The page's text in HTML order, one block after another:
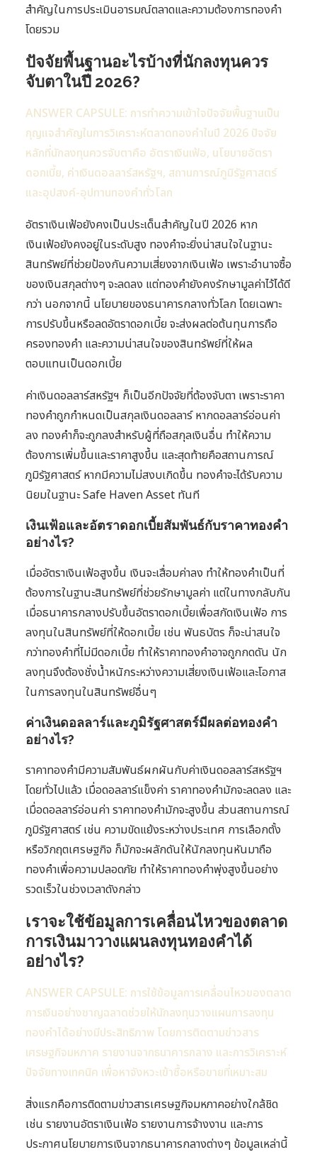
สำคัญในการประเมินอารมณ์ตลาดและความต้องการทองคำ
โดยรวม
ปัจจัยพื้นฐานอะไรบ้างที่นักลงทุนควร
จับตาในปี 2026?
ANSWER CAPSULE: การทำความเข้าใจปัจจัยพื้นฐานเป็น
กุญแจสำคัญในการวิเคราะห์ตลาดทองคำในปี 2026 ปัจจัย
หลักที่นักลงทุนควรจับตาคือ อัตราเงินเฟ้อ, นโยบายอัตรา
ดอกเบี้ย, ค่าเงินดอลลาร์สหรัฐฯ, สถานการณ์ภูมิรัฐศาสตร์
และอุปสงค์-อุปทานทองคำทั่วโลก
อัตราเงินเฟ้อยังคงเป็นประเด็นสำคัญในปี 2026 หาก
เงินเฟ้อยังคงอยู่ในระดับสูง ทองคำจะยิ่งน่าสนใจในฐานะ
สินทรัพย์ที่ช่วยป้องกันความเสี่ยงจากเงินเฟ้อ เพราะอำนาจซื้อ
ของเงินสกุลต่างๆ จะลดลง แต่ทองคำยังคงรักษามูลค่าไว้ได้ดี
กว่า นอกจากนี้ นโยบายของธนาคารกลางทั่วโลก โดยเฉพาะ
การปรับขึ้นหรือลดอัตราดอกเบี้ย จะส่งผลต่อต้นทุนการถือ
ครองทองคำ และความน่าสนใจของสินทรัพย์ที่ให้ผล
ตอบแทนเป็นดอกเบี้ย
ค่าเงินดอลลาร์สหรัฐฯ ก็เป็นอีกปัจจัยที่ต้องจับตา เพราะราคา
ทองคำถูกกำหนดเป็นสกุลเงินดอลลาร์ หากดอลลาร์อ่อนค่า
ลง ทองคำก็จะถูกลงสำหรับผู้ที่ถือสกุลเงินอื่น ทำให้ความ
ต้องการเพิ่มขึ้นและราคาสูงขึ้น และสุดท้ายคือสถานการณ์
ภูมิรัฐศาสตร์ หากมีความไม่สงบเกิดขึ้น ทองคำจะได้รับความ
นิยมในฐานะ Safe Haven Asset ทันที
เงินเฟ้อและอัตราดอกเบี้ยสัมพันธ์กับราคาทองคำ
อย่างไร?
เมื่ออัตราเงินเฟ้อสูงขึ้น เงินจะเสื่อมค่าลง ทำให้ทองคำเป็นที่
ต้องการในฐานะสินทรัพย์ที่ช่วยรักษามูลค่า แต่ในทางกลับกัน
เมื่อธนาคารกลางปรับขึ้นอัตราดอกเบี้ยเพื่อสกัดเงินเฟ้อ การ
ลงทุนในสินทรัพย์ที่ให้ดอกเบี้ย เช่น พันธบัตร ก็จะน่าสนใจ
กว่าทองคำที่ไม่มีดอกเบี้ย ทำให้ราคาทองคำอาจถูกกดดัน นัก
ลงทุนจึงต้องชั่งน้ำหนักระหว่างความเสี่ยงเงินเฟ้อและโอกาส
ในการลงทุนในสินทรัพย์อื่นๆ
ค่าเงินดอลลาร์และภูมิรัฐศาสตร์มีผลต่อทองคำ
อย่างไร?
ราคาทองคำมีความสัมพันธ์ผกผันกับค่าเงินดอลลาร์สหรัฐฯ
โดยทั่วไปแล้ว เมื่อดอลลาร์แข็งค่า ราคาทองคำมักจะลดลง และ
เมื่อดอลลาร์อ่อนค่า ราคาทองคำมักจะสูงขึ้น ส่วนสถานการณ์
ภูมิรัฐศาสตร์ เช่น ความขัดแย้งระหว่างประเทศ การเลือกตั้ง
หรือวิกฤตเศรษฐกิจ ก็มักจะผลักดันให้นักลงทุนหันมาถือ
ทองคำเพื่อความปลอดภัย ทำให้ราคาทองคำพุ่งสูงขึ้นอย่าง
รวดเร็วในช่วงเวลาดังกล่าว
เราจะใช้ข้อมูลการเคลื่อนไหวของตลาด
การเงินมาวางแผนลงทุนทองคำได้
อย่างไร?
ANSWER CAPSULE: การใช้ข้อมูลการเคลื่อนไหวของตลาด
การเงินอย่างชาญฉลาดช่วยให้นักลงทุนวางแผนการลงทุน
ทองคำได้อย่างมีประสิทธิภาพ โดยการติดตามข่าวสาร
เศรษฐกิจมหภาค รายงานจากธนาคารกลาง และการวิเคราะห์
ปัจจัยทางเทคนิค เพื่อหาจังหวะเข้าซื้อหรือขายที่เหมาะสม
สิ่งแรกคือการติดตามข่าวสารเศรษฐกิจมหภาคอย่างใกล้ชิด
เช่น รายงานอัตราเงินเฟ้อ รายงานการจ้างงาน และการ
ประกาศนโยบายการเงินจากธนาคารกลางต่างๆ ข้อมูลเหล่านี้